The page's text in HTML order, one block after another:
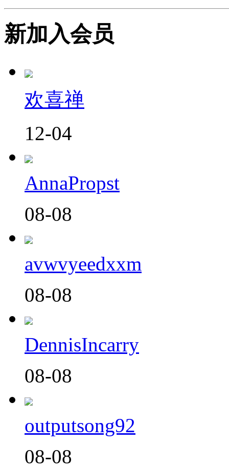
新加入会员
欢喜禅
12-04
AnnaPropst
08-08
avwvyeedxxm
08-08
DennisIncarry
08-08
outputsong92
08-08